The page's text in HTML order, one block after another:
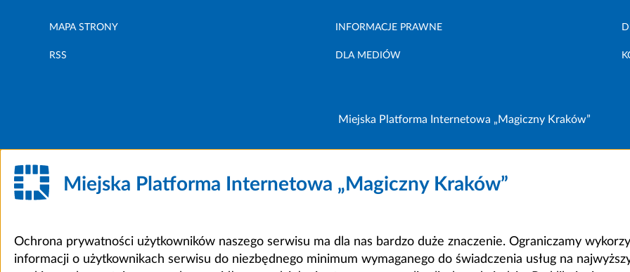
MAPA STRONY INFORMACJE PRAWNE
RSS DLA MEDIÓW
Miejska Platforma Internetowa „Magiczny Kraków”
Miejska Platforma Internetowa „Magiczny Kraków”
Ochrona prywatności użytkowników naszego serwisu ma dla nas bardzo duże znaczenie. Ograniczamy
informacji o użytkownikach serwisu do niezbędnego minimum wymaganego do świadczenia usług na